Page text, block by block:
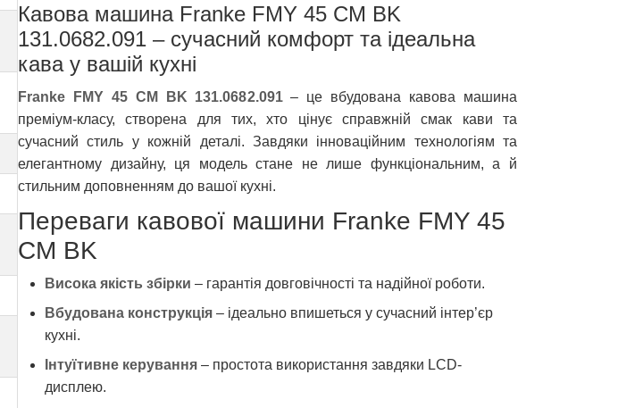
Кавова машина Franke FMY 45 CM BK
131.0682.091 – сучасний комфорт та ідеальна
кава у вашій кухні
Franke FMY 45 CM BK 131.0682.091– це вбудована кавова машина
преміум-класу, створена для тих, хто цінує справжній смак кави та
сучасний стиль у кожній деталі. Завдяки інноваційним технологіям та
елегантному дизайну, ця модель стане не лише функціональним, а й
стильним доповненням до вашої кухні.
Переваги кавової машини Franke FMY 45
CM BK
Висока якість збірки – гарантія довговічності та надійної роботи.
Вбудована конструкція – ідеально впишеться у сучасний інтер’єр
кухні.
Інтуїтивне керування – простота використання завдяки LCD-
дисплею.